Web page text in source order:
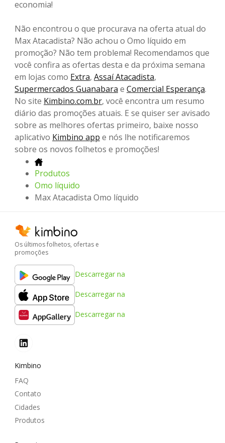
economia!
Não encontrou o que procurava na oferta atual do
Max Atacadista? Não achou o Omo líquido em
promoção? Não tem problema! Recomendamos que
você confira as ofertas desta e da próxima semana
em lojas como Extra, Assaí Atacadista,
Supermercados Guanabara e Comercial Esperança.
No site Kimbino.com.br, você encontra um resumo
diário das promoções atuais. E se quiser ser avisado
sobre as melhores ofertas primeiro, baixe nosso
aplicativo Kimbino app e nós lhe notificaremos
sobre os novos folhetos e promoções!
Produtos
Omo líquido
Max Atacadista Omo líquido
Os últimos folhetos, ofertas e
promoções
Descarregar na
Descarregar na
Descarregar na
Kimbino
FAQ
Contato
Cidades
Produtos